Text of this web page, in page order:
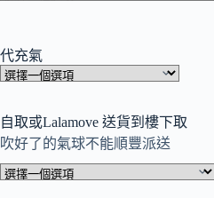
代充氣
自取或Lalamove 送貨到樓下取
吹好了的氣球不能順豐派送